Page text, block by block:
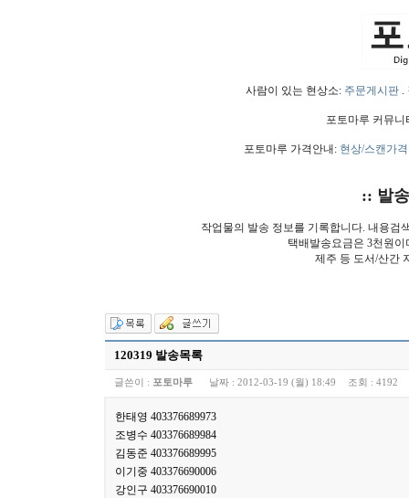
사람이 있는 현상소: 주문게시판.
포토마루 커뮤
포토마루 가격안내: 현상/스캔가격
:: 발
작업물의 발송 정보를 기록합니다. 내용검
택배발송요금은 3천원
제주 등 도서/산간
120319 발송목록
글쓴이 : 포토마루 날짜 : 2012-03-19 (월) 18:49 조회 : 4192
한태영 403376689973
조병수 403376689984
김동준 403376689995
이기중 403376690006
강인구 403376690010